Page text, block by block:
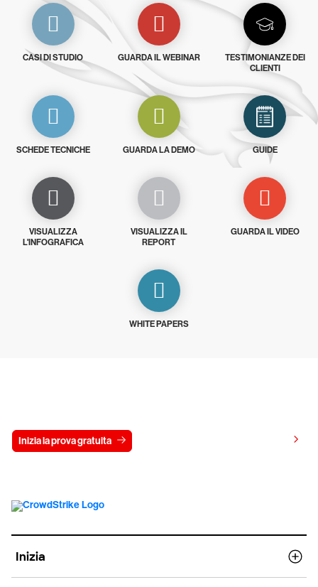
CASI DI STUDIO GUARDA IL WEBINAR
TESTIMONIANZE DEI
CLIENTI
SCHEDE TECNICHE GUARDA LA DEMO GUIDE
VISUALIZZA
L'INFOGRAFICA
VISUALIZZA IL
REPORT
GUARDA IL VIDEO
WHITE PAPERS
Inizia la prova gratuita
Inizia